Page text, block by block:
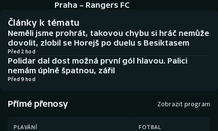
Baseball a softbal
Basketbal
Biatlon
Boby a skeleton
Box
Curling
Historické návraty
Aplikace ČT sport
AZ kvíz
Praha – Rangers FC
Články k tématu
Neměli jsme prohrát, takovou chybu si hráč nemůže
dovolit, zlobil se Horejš po duelu s Besiktasem
Před 2 hod
Polidar dal dost možná první gól hlavou. Palici
nemám úplně špatnou, zářil
Před 9 hod
Přímé přenosy Zobrazit program
PLAVÁNÍ FOTBAL